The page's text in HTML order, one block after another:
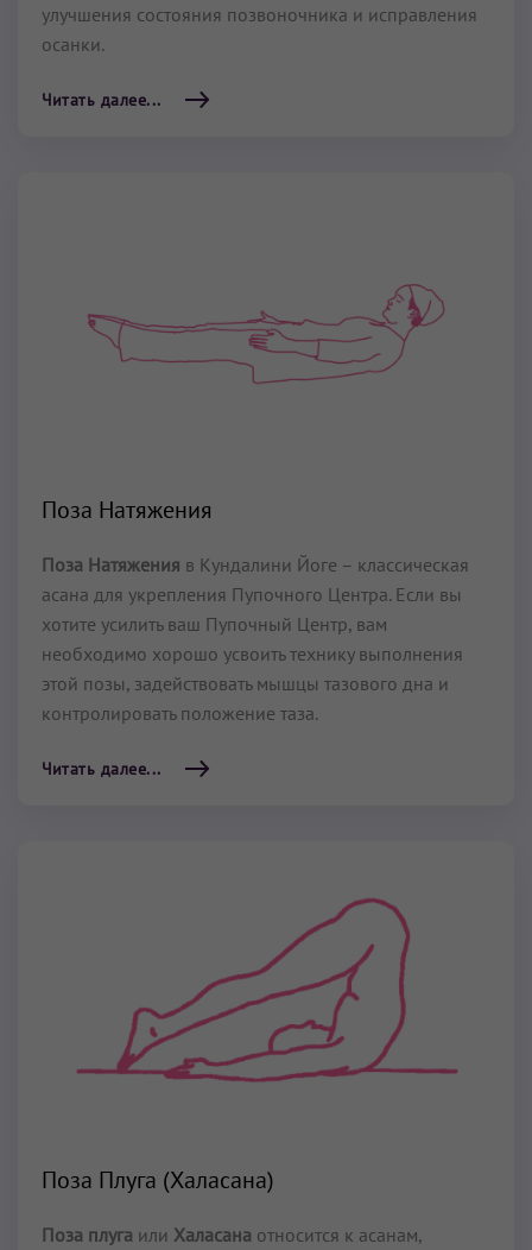
улучшения состояния позвоночника и исправления
осанки.
Читать далее...
Поза Натяжения
Поза Натяжения в Кундалини Йоге – классическая
асана для укрепления Пупочного Центра. Если вы
хотите усилить ваш Пупочный Центр, вам
необходимо хорошо усвоить технику выполнения
этой позы, задействовать мышцы тазового дна и
контролировать положение таза.
Читать далее...
Поза Плуга (Халасана)
Поза плуга или Халасана относится к асанам,